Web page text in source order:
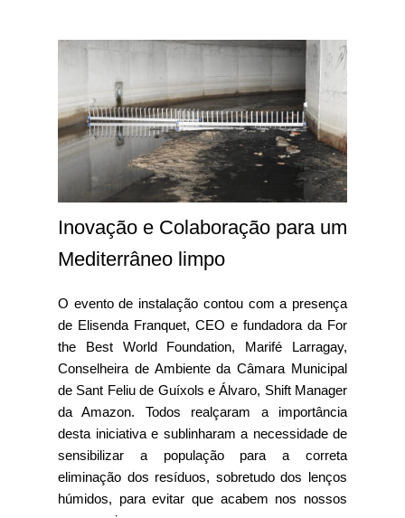
Inovação e Colaboração para um
Mediterrâneo limpo
O evento de instalação contou com a presença
de Elisenda Franquet, CEO e fundadora da For
the Best World Foundation, Marifé Larragay,
Conselheira de Ambiente da Câmara Municipal
de Sant Feliu de Guíxols e Álvaro, Shift Manager
da Amazon. Todos realçaram a importância
desta iniciativa e sublinharam a necessidade de
sensibilizar a população para a correta
eliminação dos resíduos, sobretudo dos lenços
húmidos, para evitar que acabem nos nossos